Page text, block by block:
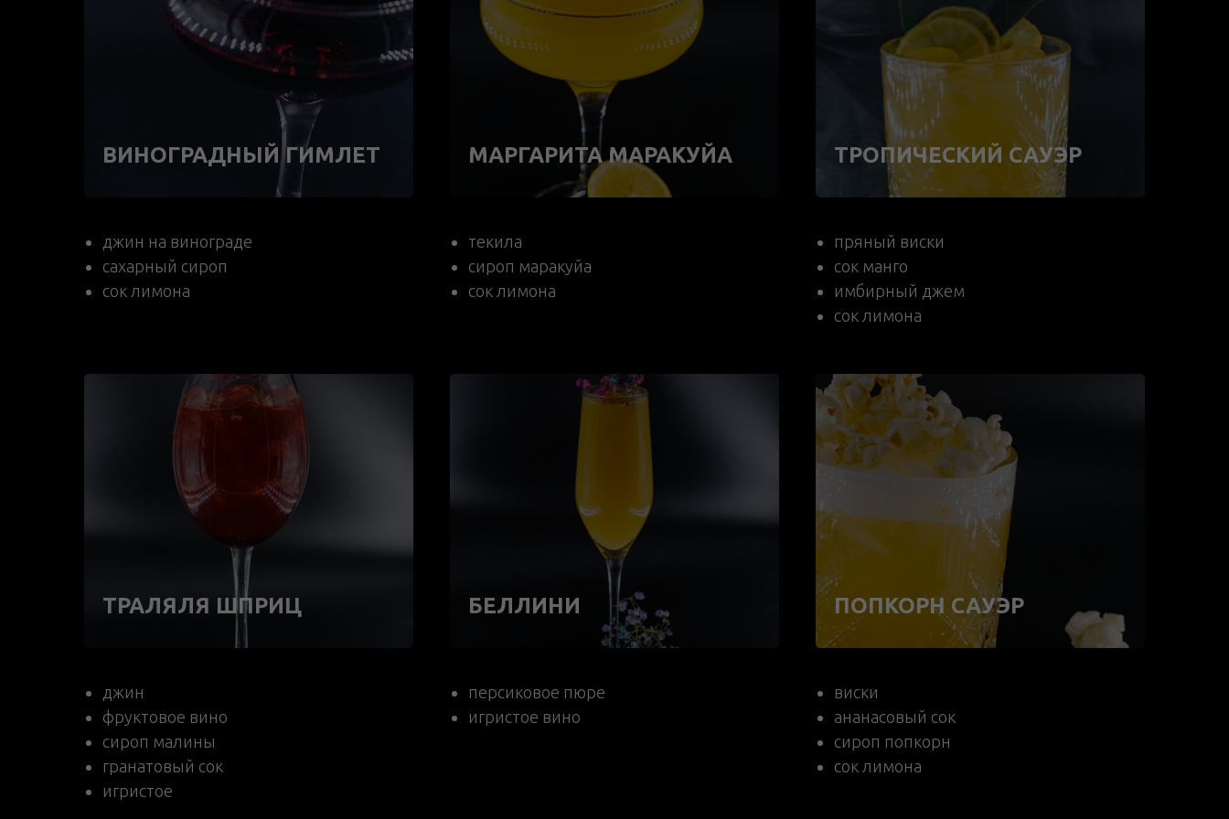
ВИНОГРАДНЫЙ ГИМЛЕТ
джин на винограде
сахарный сироп
сок лимона
МАРГАРИТА МАРАКУЙА
текила
сироп маракуйа
сок лимона
ТРОПИЧЕСКИЙ САУЭР
пряный виски
сок манго
имбирный джем
сок лимона
ТРАЛЯЛЯ ШПРИЦ
джин
фруктовое вино
сироп малины
гранатовый сок
игристое
БЕЛЛИНИ
персиковое пюре
игристое вино
ПОПКОРН САУЭР
виски
ананасовый сок
сироп попкорн
сок лимона